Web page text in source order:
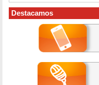
Destacamos